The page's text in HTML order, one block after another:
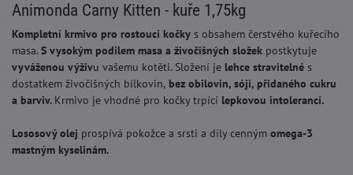
Animonda Carny Kitten - kuře 1,75kg
Kompletní krmivo pro rostoucí kočky s obsahem čerstvého kuřecího
masa. S vysokým podílem masa a živočišných složek postkytuje
vyváženou výživu vašemu kotěti. Složení je lehce stravitelné s
dostatkem živočišných bílkovin, bez obilovin, sóji, přidaného cukru
a barviv. Krmivo je vhodné pro kočky trpící lepkovou intolerancí.
Lososový olej prospívá pokožce a srsti a díly cenným omega-3
mastným kyselinám.